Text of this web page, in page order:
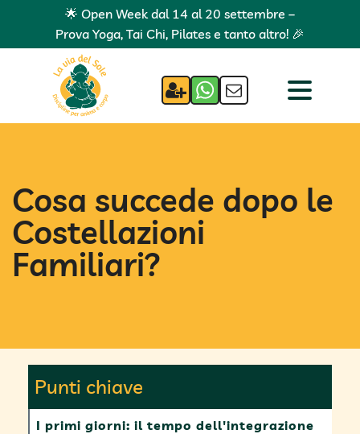
🌟 Open Week dal 14 al 20 settembre –
Prova Yoga, Tai Chi, Pilates e tanto altro! 🎉
Cosa succede dopo le
Costellazioni
Familiari?
Punti chiave
I primi giorni: il tempo dell'integrazione